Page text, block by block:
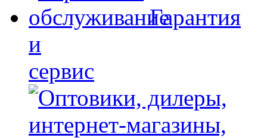
Гарантия
и
сервис